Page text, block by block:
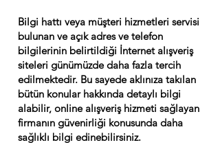
Bilgi hattı veya müşteri hizmetleri servisi
bulunan ve açık adres ve telefon
bilgilerinin belirtildiği İnternet alışveriş
siteleri günümüzde daha fazla tercih
edilmektedir. Bu sayede aklınıza takılan
bütün konular hakkında detaylı bilgi
alabilir, online alışveriş hizmeti sağlayan
firmanın güvenirliği konusunda daha
sağlıklı bilgi edinebilirsiniz.